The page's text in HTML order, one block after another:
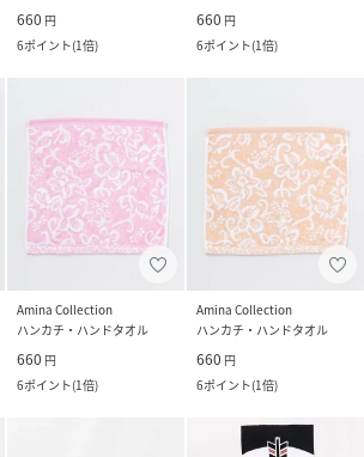
660 円
6ポイント(1倍)
660 円
6ポイント(1倍)
Amina Collection
ハンカチ・ハンドタオル
660 円
6ポイント(1倍)
Amina Collection
ハンカチ・ハンドタオル
660 円
6ポイント(1倍)